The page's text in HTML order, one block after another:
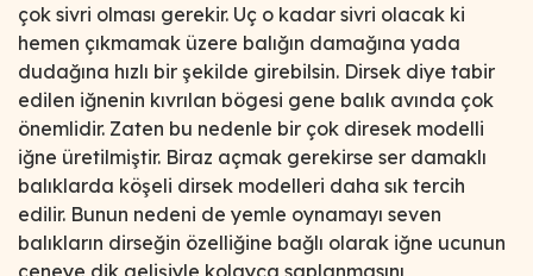
çok sivri olması gerekir. Uç o kadar sivri olacak ki
hemen çıkmamak üzere balığın damağına yada
dudağına hızlı bir şekilde girebilsin. Dirsek diye tabir
edilen iğnenin kıvrılan bögesi gene balık avında çok
önemlidir. Zaten bu nedenle bir çok diresek modelli
iğne üretilmiştir. Biraz açmak gerekirse ser damaklı
balıklarda köşeli dirsek modelleri daha sık tercih
edilir. Bunun nedeni de yemle oynamayı seven
balıkların dirseğin özelliğine bağlı olarak iğne ucunun
çeneye dik gelişiyle kolayca saplanmasını